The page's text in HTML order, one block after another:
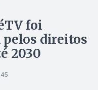
foi
pelos direitos
2030